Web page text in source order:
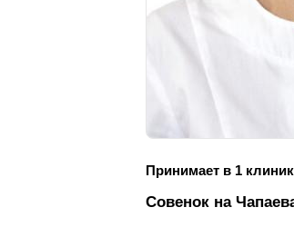
Принимает в 1
Совенок на